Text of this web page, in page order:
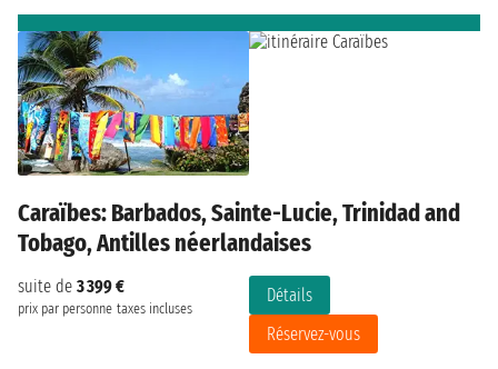
Caraïbes: Barbados, Sainte-Lucie, Trinidad and
Tobago, Antilles néerlandaises
suite de 3 399 €
prix par personne taxes incluses
Détails
Réservez-vous